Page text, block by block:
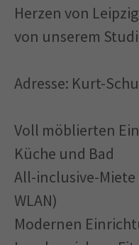
Herzen von
von unserem
Adresse: Kurt-
Voll möblierten
Küche und Bad
All-inclusive-
WLAN)
Modernen